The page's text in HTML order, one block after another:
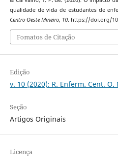
qualidade de vida de estudantes de
Centro-Oeste Mineiro, 10. https://doi.org/
Fomatos de Citação
Edição
v. 10 (2020): R. Enferm. Cent. O.
Seção
Artigos Originais
Licença